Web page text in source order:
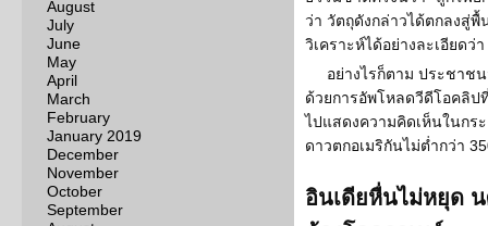
August
July
June
May
April
March
February
January 2019
December
November
October
September
ว่า วัตถุดังกล่าวได้ตกลงสู่
วิเคราะห์ได้อย่างละเอียด
อย่างไรก็ตาม ประชาช
ด้วยการอัพโหลดวีดีโอคลิป
ไปแสดงความคิดเห็นในกร
ดาวตกอเมริกันไม่ต่ำกว่า
อินเดียหื่นไม่หยุด